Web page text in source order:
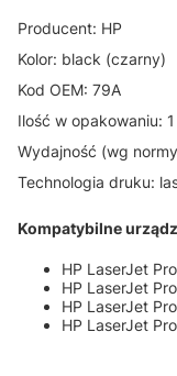
Producent: HP
Kolor: black (czarny)
Kod OEM: 79A
Ilość w opakowaniu:
Wydajność (wg
Technologia druku:
Kompatybilne
HP LaserJet
HP LaserJet
HP LaserJet
HP LaserJet